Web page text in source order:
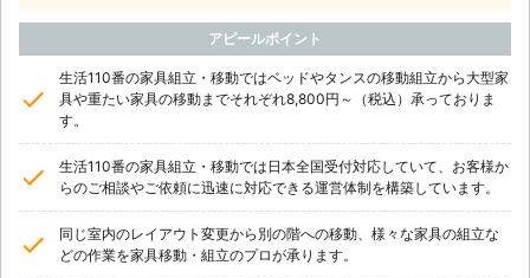
アピールポイント
生活110番の家具組立・移動ではベッドやタンスの移動組立から大型家
具や重たい家具の移動までそれぞれ8,800円～（税込）承っておりま
す。
生活110番の家具組立・移動では日本全国受付対応していて、お客様か
らのご相談やご依頼に迅速に対応できる運営体制を構築しています。
同じ室内のレイアウト変更から別の階への移動、様々な家具の組立な
どの作業を家具移動・組立のプロが承ります。